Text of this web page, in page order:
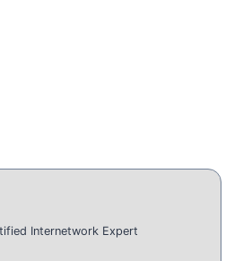
Internetwork Expert